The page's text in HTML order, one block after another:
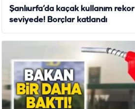
Şanlıurfa’da kaçak kullanım rekor
seviyede! Borçlar katlandı